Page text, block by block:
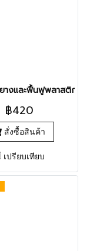
ยางและฟื้นฟูพลาสติก สู
฿420
สั่งซื้อสินค้า
เปรียบเทียบ